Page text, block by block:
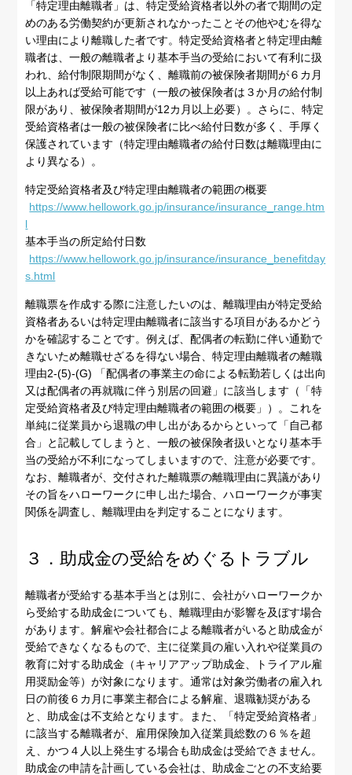
「特定理由離職者」は、特定受給資格者以外の者で期間の定
めのある労働契約が更新されなかったことその他やむを得な
い理由により離職した者です。特定受給資格者と特定理由離
職者は、一般の離職者より基本手当の受給において有利に扱
われ、給付制限期間がなく、離職前の被保険者期間が６カ月
以上あれば受給可能です（一般の被保険者は３か月の給付制
限があり、被保険者期間が12カ月以上必要）。さらに、特定
受給資格者は一般の被保険者に比べ給付日数が多く、手厚く
保護されています（特定理由離職者の給付日数は離職理由に
より異なる）。
特定受給資格者及び特定理由離職者の範囲の概要
https://www.hellowork.go.jp/insurance/insurance_range.htm
l
基本手当の所定給付日数
https://www.hellowork.go.jp/insurance/insurance_benefitday
s.html
離職票を作成する際に注意したいのは、離職理由が特定受給
資格者あるいは特定理由離職者に該当する項目があるかどう
かを確認することです。例えば、配偶者の転勤に伴い通勤で
きないため離職せざるを得ない場合、特定理由離職者の離職
理由2-(5)-(G) 「配偶者の事業主の命による転勤若しくは出向
又は配偶者の再就職に伴う別居の回避」に該当します（「特
定受給資格者及び特定理由離職者の範囲の概要」）。これを
単純に従業員から退職の申し出があるからといって「自己都
合」と記載してしまうと、一般の被保険者扱いとなり基本手
当の受給が不利になってしまいますので、注意が必要です。
なお、離職者が、交付された離職票の離職理由に異議があり
その旨をハローワークに申し出た場合、ハローワークが事実
関係を調査し、離職理由を判定することになります。
３．助成金の受給をめぐるトラブル
離職者が受給する基本手当とは別に、会社がハローワークか
ら受給する助成金についても、離職理由が影響を及ぼす場合
があります。解雇や会社都合による離職者がいると助成金が
受給できなくなるもので、主に従業員の雇い入れや従業員の
教育に対する助成金（キャリアアップ助成金、トライアル雇
用奨励金等）が対象になります。通常は対象労働者の雇入れ
日の前後６カ月に事業主都合による解雇、退職勧奨がある
と、助成金は不支給となります。また、「特定受給資格者」
に該当する離職者が、雇用保険加入従業員総数の６％を超
え、かつ４人以上発生する場合も助成金は受給できません。
助成金の申請を計画している会社は、助成金ごとの不支給要